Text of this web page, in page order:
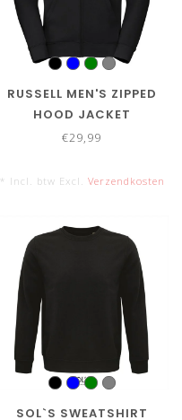
RUSSELL MEN'S ZIPPED
HOOD JACKET
€29,99
* Incl. btw Excl. Verzendkosten
SOL`S SWEATSHIRT